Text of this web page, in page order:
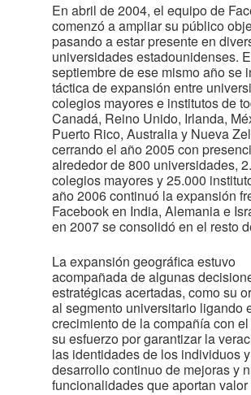
En abril de 2004, el equipo de
comenzó a ampliar su público
pasando a estar presente en
universidades estadounidenses.
septiembre de ese mismo año se
táctica de expansión entre
colegios mayores e institutos de
Canadá, Reino Unido, Irlanda,
Puerto Rico, Australia y Nueva
cerrando el año 2005 con
alrededor de 800 universidades,
colegios mayores y 25.000
año 2006 continuó la expansión
Facebook en India, Alemania e
en 2007 se consolidó en el resto
La expansión geográfica estuvo
acompañada de algunas
estratégicas acertadas, como su
al segmento universitario ligando
crecimiento de la compañía con el
su esfuerzo por garantizar la
las identidades de los individuos
desarrollo continuo de mejoras y
funcionalidades que aportan